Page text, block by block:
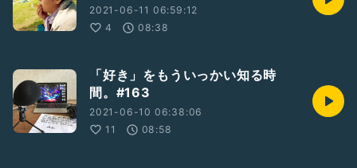
2021-06-11 06:59:12
4
08:38
「好き」をもういっかい知る時
間。#163
2021-06-10 06:38:06
11
08:58